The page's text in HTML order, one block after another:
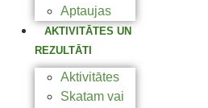
Aptaujas
AKTIVITĀTES UN
REZULTĀTI
Aktivitātes
Skatam vai